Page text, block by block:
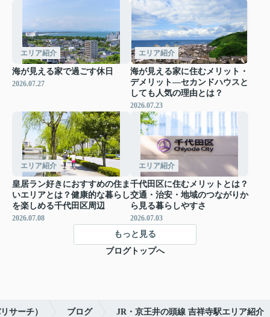
エリア紹介
海が見える家で過ごす休日
2026.07.27
エリア紹介
海が見える家に住むメリット・
デメリット―セカンドハウスと
しても人気の理由とは？
2026.07.23
エリア紹介
皇居ラン好きにおすすめの住ま
いエリアとは？健康的な暮らし
を楽しめる千代田区周辺
2026.07.08
エリア紹介
千代田区に住むメリットとは？
交通・治安・地域のつながりか
ら見る暮らしやすさ
2026.07.03
もっと見る
ブログトップへ
サーチ） ブログ JR・京王井の頭線 吉祥寺駅エリア紹介